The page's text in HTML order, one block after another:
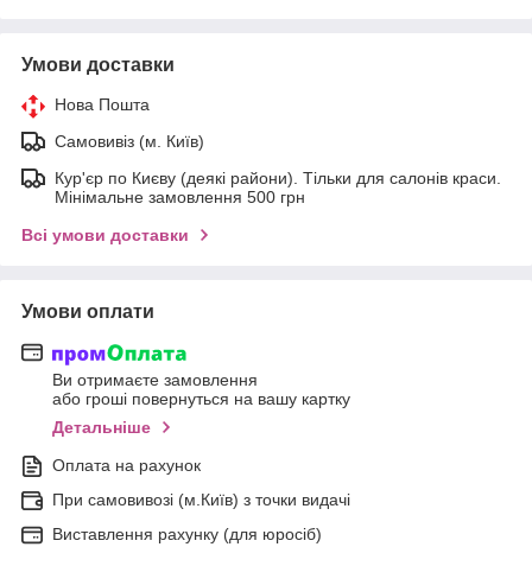
Умови доставки
Нова Пошта
Самовивіз (м. Київ)
Кур'єр по Києву (деякі райони). Тільки для салонів краси.
Мінімальне замовлення 500 грн
Всі умови доставки
Умови оплати
Ви отримаєте замовлення
або гроші повернуться на вашу картку
Детальніше
Оплата на рахунок
При самовивозі (м.Київ) з точки видачі
Виставлення рахунку (для юросіб)